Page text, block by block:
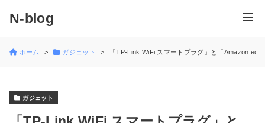
N-blog
ホーム ガジェット 「TP-Link WiFi スマートプラグ」と「Amazon
ガジェット